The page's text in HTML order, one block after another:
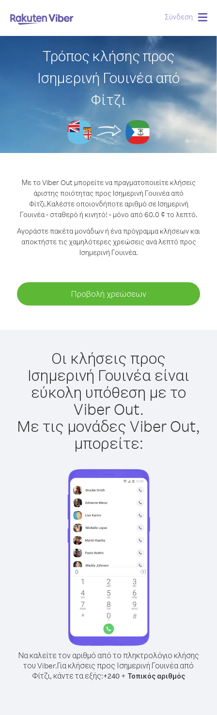
Σύνδεση
Τρόπος κλήσης προς
Ισημερινή Γουινέα από
Φίτζι
Με το Viber Out μπορείτε να πραγματοποιείτε κλήσεις
άριστης ποιότητας προς Ισημερινή Γουινέα από
Φίτζι.Καλέστε οποιονδήποτε αριθμό σε Ισημερινή
Γουινέα - σταθερό ή κινητό! - μόνο από 60.0 ¢ το λεπτό.
Αγοράστε πακέτα μονάδων ή ένα πρόγραμμα κλήσεων και
αποκτήστε τις χαμηλότερες χρεώσεις ανά λεπτό προς
Ισημερινή Γουινέα.
Προβολή χρεώσεων
Οι κλήσεις προς
Ισημερινή Γουινέα είναι
εύκολη υπόθεση με το
Viber Out.
Με τις μονάδες Viber Out,
μπορείτε:
Να καλείτε τον αριθμό από το πληκτρολόγιο κλήσης
του Viber.Για κλήσεις προς Ισημερινή Γουινέα από
Φίτζι, κάντε τα εξής:+240 + Τοπικός αριθμός